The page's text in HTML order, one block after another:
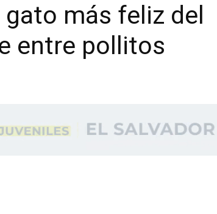
gato más feliz del
entre pollitos